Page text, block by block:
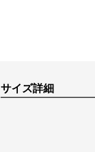
サイズ詳細